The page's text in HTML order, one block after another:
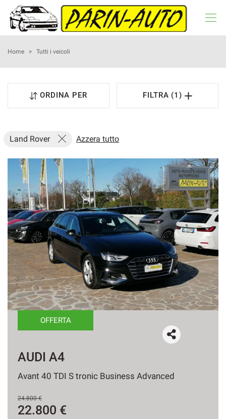
HOME
ACQUISTIAMO USATO
ASSISTENZA
RECENSIONI
CONTATTI
Home > Tutti i veicoli
ORDINA PER FILTRA (1)
Land Rover Azzera tutto
AUDI Q3
35 TDI S tronic Business
27.500 €